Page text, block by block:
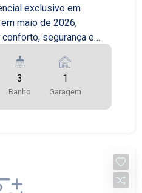
exclusivo em
maio de 2026,
segurança e
Com entrega
2028, o condomínio
excelente distribuição
completa para toda
proporcionando
e exclusividade
3
Banho
1
Garagem